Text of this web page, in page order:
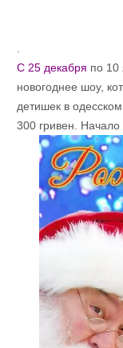
.
С 25 декабря по 10
новогоднее шоу,
детишек в
300 гривен. Начало